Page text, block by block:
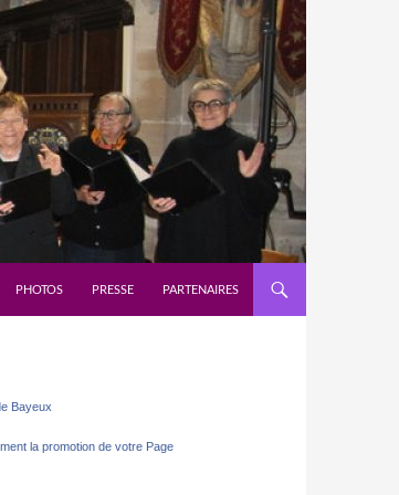
PHOTOS PRESSE PARTENAIRES
Bayeux
la promotion de votre Page